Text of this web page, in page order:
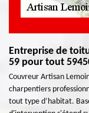
Entreprise de
59 pour tout
Couvreur Artisan
charpentiers
tout type d’habitat.